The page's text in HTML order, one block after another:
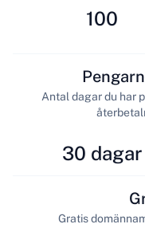
100
30 dagar
Antal dagar du har
Gratis